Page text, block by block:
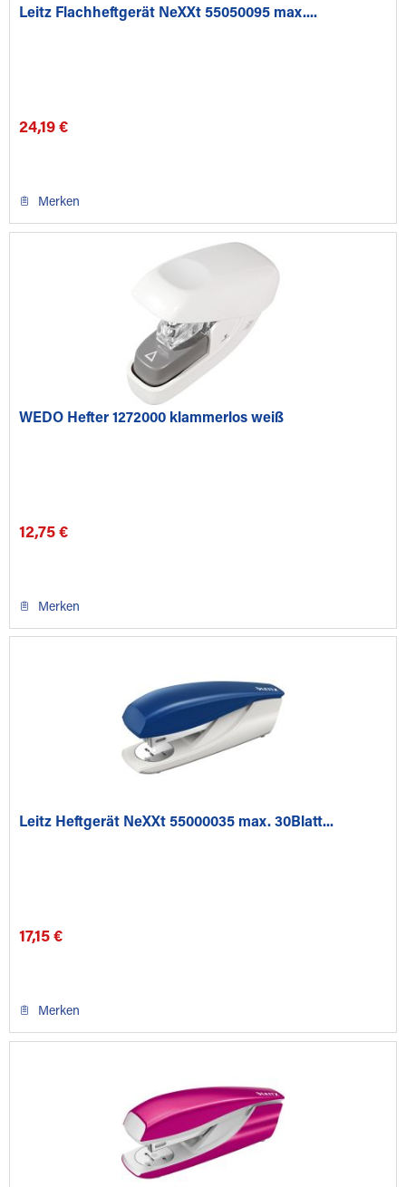
Leitz Flachheftgerät NeXXt 55050095 max....
24,19 €
Merken
WEDO Hefter 1272000 klammerlos weiß
12,75 €
Merken
Leitz Heftgerät NeXXt 55000035 max. 30Blatt...
17,15 €
Merken